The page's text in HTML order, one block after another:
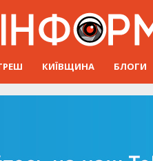
КИЇВЩИНА БЛОГИ